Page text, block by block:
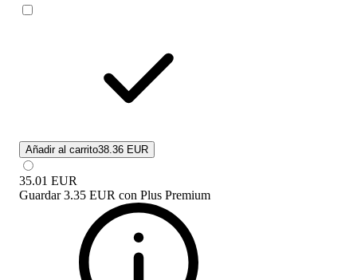
Añadir al carrito38.36 EUR
35.01 EUR
Guardar 3.35 EUR con Plus Premium